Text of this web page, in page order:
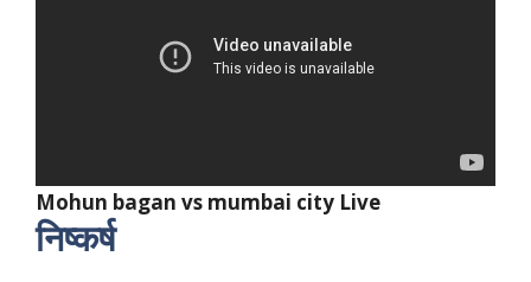
Mohun bagan vs mumbai city Live
निष्कर्ष